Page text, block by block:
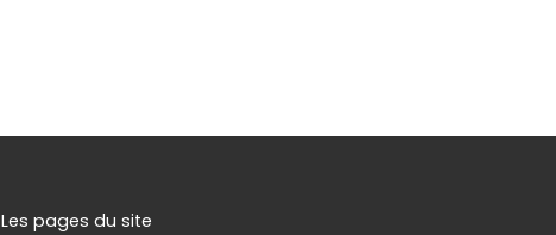
Les pages du site